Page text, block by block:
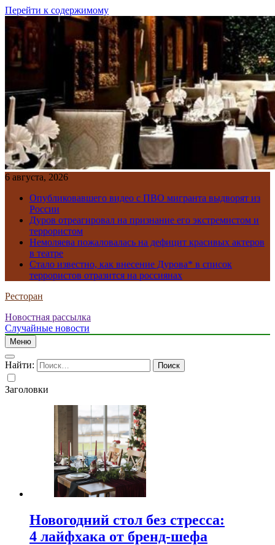
Перейти к содержимому
6 августа, 2026
Опубликовавшего видео с ПВО мигранта выдворят из
России
Дуров отреагировал на признание его экстремистом и
террористом
Немоляева пожаловалась на дефицит красивых актеров
в театре
Стало известно, как внесение Дурова* в список
террористов отразится на россиянах
Ресторан
Новостная рассылка
Случайные новости
Меню
Найти:
Заголовки
Новогодний стол без стресса:
4 лайфхака от бренд-шефа